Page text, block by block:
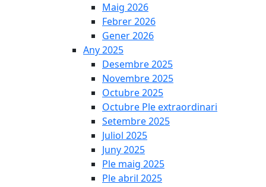
Maig 2026
Febrer 2026
Gener 2026
Any 2025
Desembre 2025
Novembre 2025
Octubre 2025
Octubre Ple extraordinari
Setembre 2025
Juliol 2025
Juny 2025
Ple maig 2025
Ple abril 2025